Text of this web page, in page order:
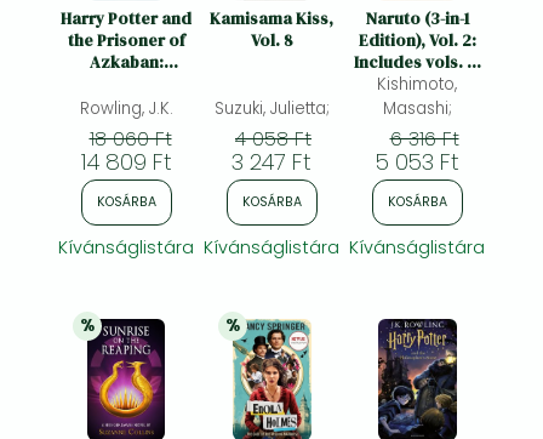
Frieren manga
Bleach manga
One-Punch Man manga
Harry Potter and
the Prisoner of
Azkaban:
Edition: A
sumptuously
illustrated gift
book with
magical
interactive
surprises
Rowling, J.K.
18 060 Ft
14 809 Ft
KOSÁRBA
Kívánságlistára
Kamisama Kiss,
Vol. 8
Suzuki, Julietta;
4 058 Ft
3 247 Ft
KOSÁRBA
Kívánságlistára
Naruto (3-in-1
Edition), Vol. 2:
Includes vols. 4,
5 & 6
Kishimoto,
Masashi;
6 316 Ft
5 053 Ft
KOSÁRBA
Kívánságlistára
25%
% kedvezmény 20%
% kedvezmény